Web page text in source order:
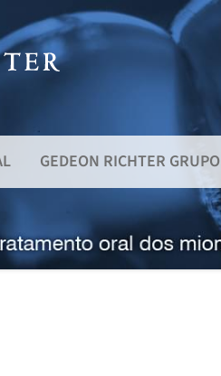
GEDEON RICHTER GRUPO